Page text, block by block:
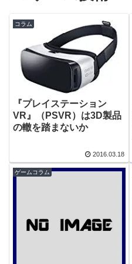
コラム
『プレイステーション
VR』（PSVR）は3D製品
の轍を踏まないか
2016.03.18
ゲームコラム